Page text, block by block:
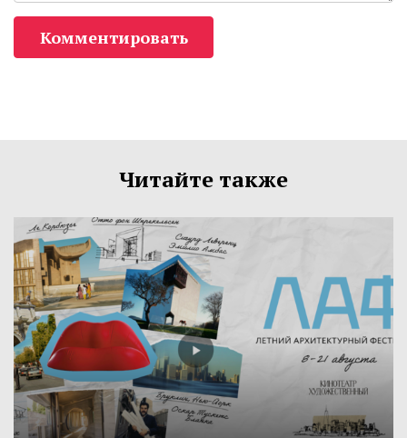
Комментировать
Читайте также